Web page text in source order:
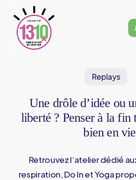
main
content
Replays
Une drôle d’idée ou
liberté ? Penser à la fin
bien en vie
Retrouvez l’atelier dédié
respiration, Do In et Yoga